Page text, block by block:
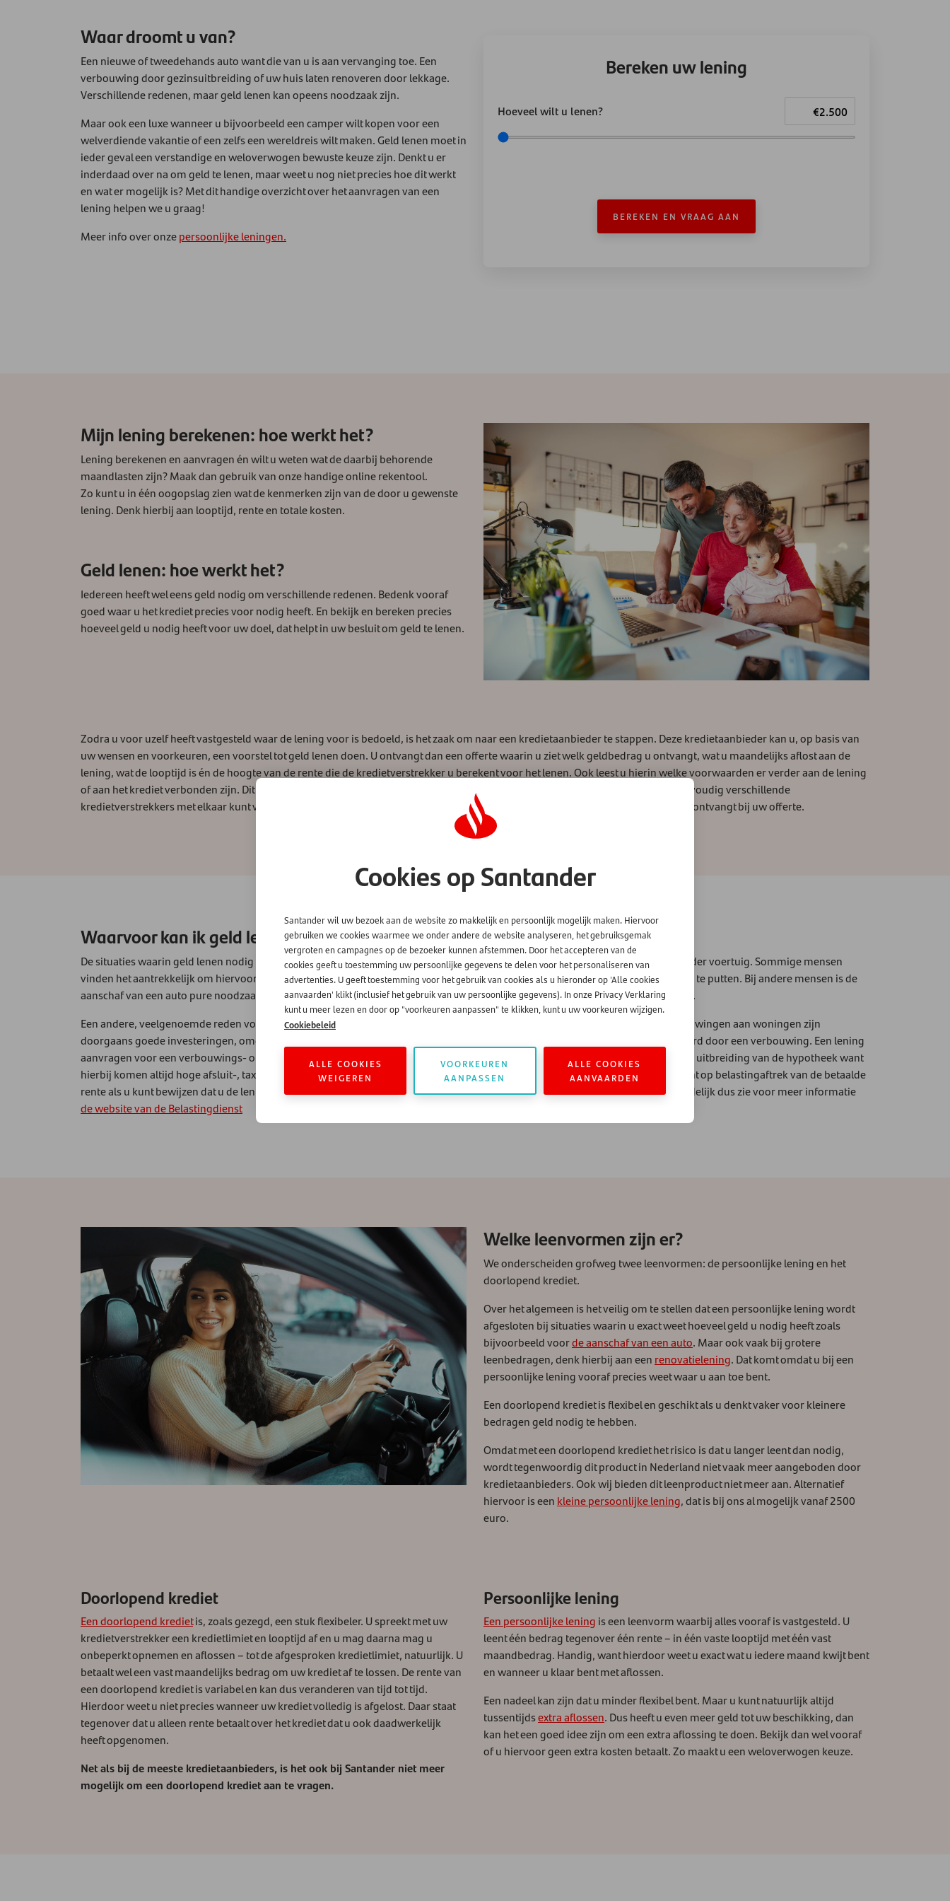
Waar droomt u van?
Een nieuwe of tweedehands auto want die van u is aan vervanging toe. Een
verbouwing door gezinsuitbreiding of uw huis laten renoveren door lekkage.
Verschillende redenen, maar geld lenen kan opeens noodzaak zijn.
Maar ook een luxe wanneer u bijvoorbeeld een camper wilt kopen voor een
welverdiende vakantie of een zelfs een wereldreis wilt maken. Geld lenen moet in
ieder geval een verstandige en weloverwogen bewuste keuze zijn. Denkt u er
inderdaad over na om geld te lenen, maar weet u nog niet precies hoe dit werkt
en wat er mogelijk is? Met dit handige overzicht over het aanvragen van een
lening helpen we u graag!
Meer info over onzepersoonlijke leningen.
Bereken uw lening
Hoeveel wilt u lenen?
BEREKEN EN VRAAG AAN
Mijn lening berekenen: hoe werkt het?
Lening berekenen en aanvragen én wilt u weten wat de daarbij behorende
maandlasten zijn? Maak dan gebruik van onze handige online rekentool.
Zo kunt u in één oogopslag zien wat de kenmerken zijn van de door u gewenste
lening. Denk hierbij aan looptijd, rente en totale kosten.
Geld lenen: hoe werkt het?
Iedereen heeft wel eens geld nodig om verschillende redenen. Bedenk vooraf
goed waar u het krediet precies voor nodig heeft. En bekijk en bereken precies
hoeveel geld u nodig heeft voor uw doel, dat helpt in uw besluit om geld te lenen.
Zodra u voor uzelf heeft vastgesteld waar de lening voor is bedoeld, is het zaak om naar een kredietaanbieder te stappen. Deze kredietaanbieder kan u, op basis van
uw wensen en voorkeuren, een voorstel tot geld lenen doen. U ontvangt dan een offerte waarin u ziet welk geldbedrag u ontvangt, wat u maandelijks aflost aan de
lening, wat de looptijd is én de hoogte van de rente die de kredietverstrekker u berekent voor het lenen. Ook leest u hierin welke voorwaarden er verder aan de lening
of aan het krediet verbonden zijn. Dit gebeurt altijd in een Standaard Informatieblad (Europese standaardinformatie) zodat u eenvoudig verschillende
kredietverstrekkers met elkaar kunt vergelijken als u dat wilt. Dit informatieblad is Europees verplicht. Dus let er goed op dat u dit ontvangt bij uw offerte.
Waarvoor kan ik geld lenen?
De situaties waarin geld lenen nodig is, lopen uiteen. Een veelgenoemde reden is de aanschaf van een auto, motor, camper of ander voertuig. Sommige mensen
vinden het aantrekkelijk om hiervoor een persoonlijke lening af te sluiten. Zo hoeven ze niet uit hun spaargeld of andere reserves te putten. Bij andere mensen is de
aanschaf van een auto pure noodzaak, bijvoorbeeld door een plotselinge verandering van werklocatie of door gezinsuitbreiding.
Een andere, veelgenoemde reden voor het aanvragen van een lening of krediet is een geplande verbouwing of renovatie. Verbouwingen aan woningen zijn
doorgaans goede investeringen, omdat u investeert in de waarde van uw huis want doorgaans wordt een woning meer geld waard door een verbouwing. Een lening
aanvragen voor een verbouwings- of renovatiedoel kan een goede oplossing zijn. Soms kan het zelfs aantrekkelijker zijn dan een uitbreiding van de hypotheek want
hierbij komen altijd hoge afsluit-, taxatie- en zelfs notariskosten kijken. Overigens heeft u ook bij het afsluiten van een lening recht op belastingaftrek van de betaalde
rente als u kunt bewijzen dat u de lening voor een renovatie gebruikt. Bewaar de bonnetjes dus! U bent hiervoor zelf verantwoordelijk dus zie voor meer informatie
de website van de Belastingdienst
Welke leenvormen zijn er?
We onderscheiden grofweg twee leenvormen: de persoonlijke lening en het
doorlopend krediet.
Over het algemeen is het veilig om te stellen dat een persoonlijke lening wordt
afgesloten bij situaties waarin u exact weet hoeveel geld u nodig heeft zoals
bijvoorbeeld voorde aanschaf van een auto. Maar ook vaak bij grotere
leenbedragen, denk hierbij aan een renovatielening. Dat komt omdat u bij een
persoonlijke lening vooraf precies weet waar u aan toe bent.
Een doorlopend krediet is flexibel en geschikt als u denkt vaker voor kleinere
bedragen geld nodig te hebben.
Omdat met een doorlopend krediet het risico is dat u langer leent dan nodig,
wordt tegenwoordig dit product in Nederland niet vaak meer aangeboden door
kredietaanbieders. Ook wij bieden dit leenproduct niet meer aan. Alternatief
hiervoor is een kleine persoonlijke lening, dat is bij ons al mogelijk vanaf 2500
euro.
Doorlopend krediet
Een doorlopend kredietis, zoals gezegd, een stuk flexibeler. U spreekt met uw
kredietverstrekker een kredietlimiet en looptijd af en u mag daarna mag u
onbeperkt opnemen en aflossen – tot de afgesproken kredietlimiet, natuurlijk. U
betaalt wel een vast maandelijks bedrag om uw krediet af te lossen. De rente van
een doorlopend krediet is variabel en kan dus veranderen van tijd tot tijd.
Hierdoor weet u niet precies wanneer uw krediet volledig is afgelost. Daar staat
tegenover dat u alleen rente betaalt over het krediet dat u ook daadwerkelijk
heeft opgenomen.
Net als bij de meeste kredietaanbieders, is het ook bij Santander niet meer
mogelijk om een doorlopend krediet aan te vragen.
Persoonlijke lening
Een persoonlijke lening is een leenvorm waarbij alles vooraf is vastgesteld. U
leent één bedrag tegenover één rente – in één vaste looptijd met één vast
maandbedrag. Handig, want hierdoor weet u exact wat u iedere maand kwijt bent
en wanneer u klaar bent met aflossen.
Een nadeel kan zijn dat u minder flexibel bent. Maar u kunt natuurlijk altijd
tussentijdsextra aflossen. Dus heeft u even meer geld tot uw beschikking, dan
kan het een goed idee zijn om een extra aflossing te doen. Bekijk dan wel vooraf
of u hiervoor geen extra kosten betaalt. Zo maakt u een weloverwogen keuze.
Cookies op Santander
Santander wil uw bezoek aan de website zo makkelijk en persoonlijk mogelijk maken. Hiervoor
gebruiken we cookies waarmee we onder andere de website analyseren, het gebruiksgemak
vergroten en campagnes op de bezoeker kunnen afstemmen. Door het accepteren van de
cookies geeft u toestemming uw persoonlijke gegevens te delen voor het personaliseren van
advertenties. U geeft toestemming voor het gebruik van cookies als u hieronder op 'Alle cookies
aanvaarden' klikt (inclusief het gebruik van uw persoonlijke gegevens). In onze Privacy Verklaring
kunt u meer lezen en door op "voorkeuren aanpassen" te klikken, kunt u uw voorkeuren wijzigen.
Cookiebeleid
ALLE COOKIES
WEIGEREN
VOORKEUREN
AANPASSEN
ALLE COOKIES
AANVAARDEN